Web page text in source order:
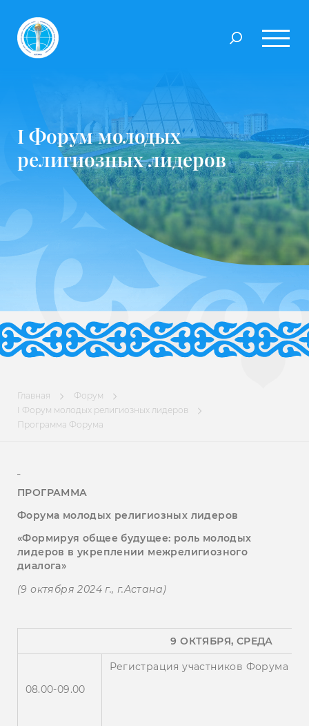
I Форум молодых
религиозных лидеров
Главная
Форум
I Форум молодых религиозных лидеров
Программа Форума
ПРОГРАММА
Форума молодых религиозных лидеров
«Формируя общее будущее: роль молодых
лидеров в укреплении межрелигиозного
диалога»
(9 октября 2024 г., г.Астана)
9 ОКТЯБРЯ,
08.00-09.00
Регистрация участников Форума